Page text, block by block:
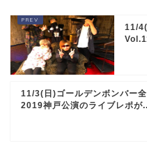
11/
11/3(日)ゴールデンボンバー
2019神戸公演のライブレポが